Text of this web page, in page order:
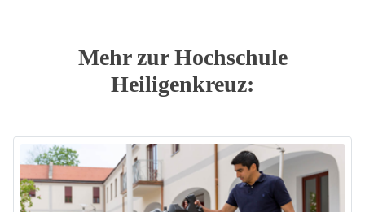
Mehr zur Hochschule
Heiligenkreuz: